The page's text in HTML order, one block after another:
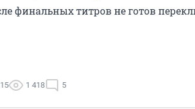
финальных титров не готов
1 418 5